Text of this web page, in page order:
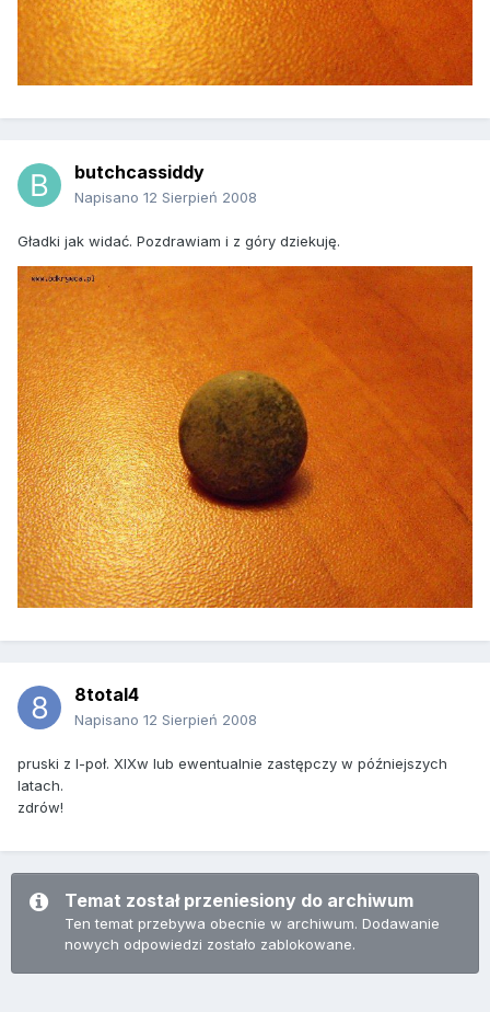
butchcassiddy
Napisano 12 Sierpień 2008
Gładki jak widać. Pozdrawiam i z góry dziekuję.
8total4
Napisano 12 Sierpień 2008
pruski z I-poł. XIXw lub ewentualnie zastępczy w późniejszych
latach.
zdrów!
Temat został przeniesiony do archiwum
Ten temat przebywa obecnie w archiwum. Dodawanie
nowych odpowiedzi zostało zablokowane.